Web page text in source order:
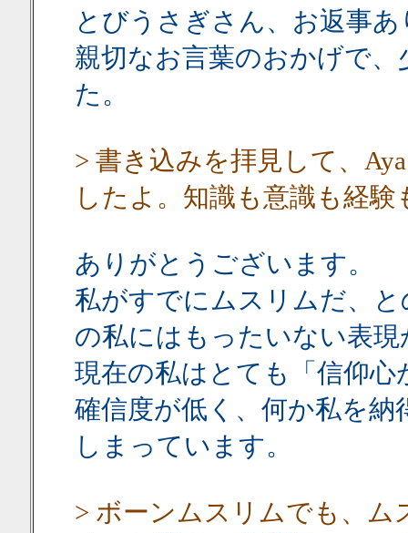
とびうさぎさん、お返事
親切なお言葉のおかげで
た。
> 書き込みを拝見して、
したよ。知識も意識も経
ありがとうございます。
私がすでにムスリムだ、
の私にはもったいない表
現在の私はとても「信仰
確信度が低く、何か私を
しまっています。
> ボーンムスリムでも、